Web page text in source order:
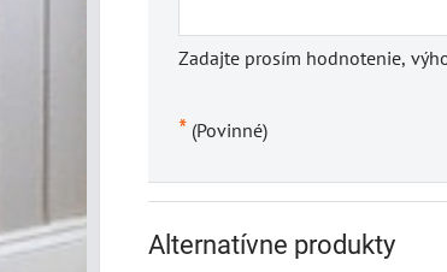
Zadajte prosím hodnotenie,
* (Povinné)
Alternatívne produkty